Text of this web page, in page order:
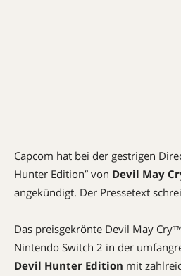
Capcom hat bei der gestrigen
Hunter Edition” von Devil May
angekündigt. Der Pressetext
Das preisgekrönte Devil May
Nintendo Switch 2 in der
Devil Hunter Edition mit